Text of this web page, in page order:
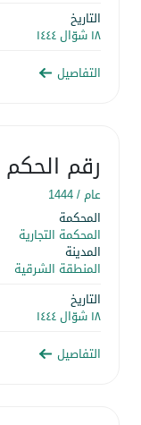
التاريخ
١٨ شوّال ١٤٤٤
التفاصيل
رقم الحكم
عام /1444
المحكمة
المحكمة التجارية
المدينة
المنطقة الشرقية
التاريخ
١٨ شوّال ١٤٤٤
التفاصيل